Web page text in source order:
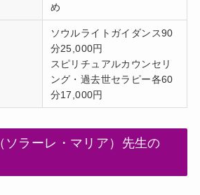
め
ソウルライトガイダンス90
分25,000円
スピリチュアルカウンセリ
ング・過去世セラピー各60
分17,000円
ソラーレ・マリア）先生の